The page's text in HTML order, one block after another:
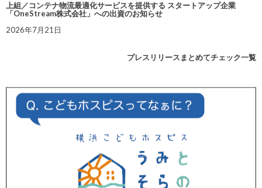
上組／コンテナ物流最適化サービスを提供する スタートアップ企業
「OneStream株式会社」への出資のお知らせ
2026年7月21日
プレスリリースまとめてチェック一覧